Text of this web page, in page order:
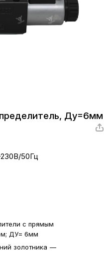
Ду=6мм
50Гц
с прямым
ДУ= 6мм
золотника —